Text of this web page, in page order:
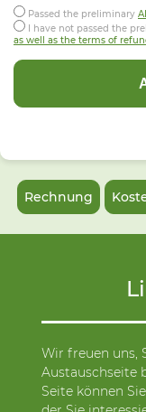
Passed the preliminary
I have not passed the
as well as the terms of
Rechnung
Wir freuen uns,
Austauschseite
Seite können